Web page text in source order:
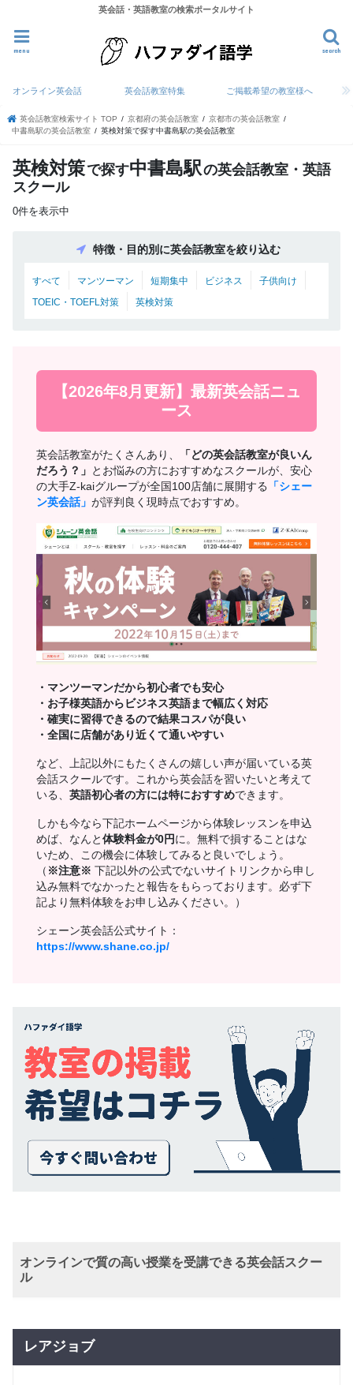
英会話・英語教室の検索ポータルサイト
search
menu
オンライン英会話 英会話教室特集 ご掲載希望の教室様へ
英会話教室検索サイト TOP 京都府の英会話教室
京都市の英会話教室
中書島駅の英会話教室
英検対策で探す中書島駅の英会話教室
英検対策で探す中書島駅の英会話教室・英語
スクール
0件を表示中
特徴・目的別に英会話教室を絞り込む
すべて マンツーマン 短期集中 ビジネス
子供向け
TOEIC・TOEFL対策
英検対策
【2026年8月更新】最新英会話ニュ
ース
英会話教室がたくさんあり、
「どの英会話教室が良いん
だろう？」 とお悩みの方におすすめなスクールが、安心
の大手Z-kaiグループが全国100店舗に展開する
「シェー
ン英会話」 が評判良く現時点でおすすめ。
・マンツーマンだから初心者でも安心
・お子様英語からビジネス英語まで幅広く対応
・確実に習得できるので結果コスパが良い
・全国に店舗があり近くて通いやすい
など、上記以外にもたくさんの嬉しい声が届いている英
会話スクールです。これから英会話を習いたいと考えて
いる、 英語初心者の方には特におすすめできます。
しかも今なら下記ホームページから体験レッスンを申込
めば、なんと 体験料金が0円 に。無料で損することはな
いため、この機会に体験してみると良いでしょう。
（ ※注意※ 下記以外の公式でないサイトリンクから申し
込み無料でなかったと報告をもらっております。必ず下
記より無料体験をお申し込みください。）
シェーン英会話公式サイト：
https://www.shane.co.jp/
オンラインで質の高い授業を受講できる英会話スクー
ル
レアジョブ